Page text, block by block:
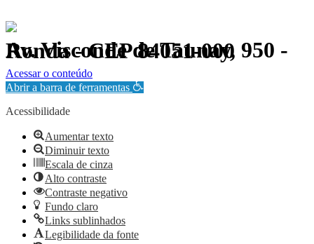
Av. Visconde de Taunay, 950 - Ronda - CEP 84051-000
Política de Privacidade.
Acessar o conteúdo
Abrir a barra de ferramentas
Acessibilidade
Aumentar texto
Diminuir texto
Escala de cinza
Alto contraste
Contraste negativo
Fundo claro
Links sublinhados
Legibilidade da fonte